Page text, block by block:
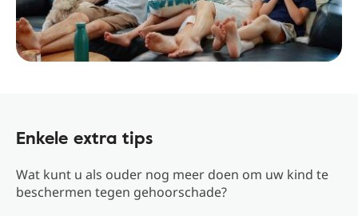
Enkele extra tips
Wat kunt u als ouder nog meer doen om uw kind te
beschermen tegen gehoorschade?